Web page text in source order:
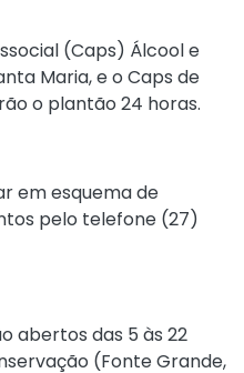
(Caps) Álcool e
Maria, e o Caps de
o plantão 24 horas.
em esquema de
pelo telefone (27)
abertos das 5 às 22
(Fonte Grande,